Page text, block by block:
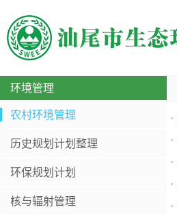
环境管理
农村环境管理
历史规划计划整理
环保规划计划
核与辐射管理